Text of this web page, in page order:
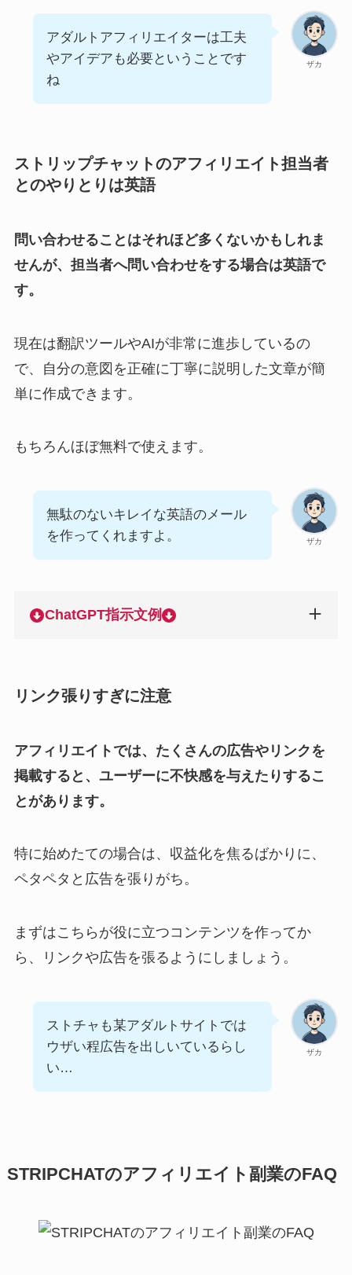
ザカ
アダルトアフィリエイターは工夫
やアイデアも必要ということです
ね
ストリップチャットのアフィリエイト担当者
とのやりとりは英語
問い合わせることはそれほど多くないかもしれま
せんが、担当者へ問い合わせをする場合は英語で
す。
現在は翻訳ツールやAIが非常に進歩しているの
で、自分の意図を正確に丁寧に説明した文章が簡
単に作成できます。
もちろんほぼ無料で使えます。
ザカ
無駄のないキレイな英語のメール
を作ってくれますよ。
ChatGPT指示文例
リンク張りすぎに注意
アフィリエイトでは、たくさんの広告やリンクを
掲載すると、ユーザーに不快感を与えたりするこ
とがあります。
特に始めたての場合は、収益化を焦るばかりに、
ペタペタと広告を張りがち。
まずはこちらが役に立つコンテンツを作ってか
ら、リンクや広告を張るようにしましょう。
ザカ
ストチャも某アダルトサイトでは
ウザい程広告を出しいているらし
い…
STRIPCHATのアフィリエイト副業のFAQ